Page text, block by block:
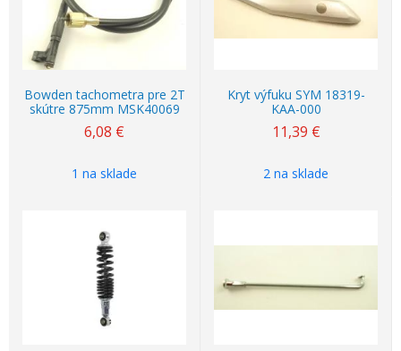
Bowden tachometra pre 2T
skútre 875mm MSK40069
6,08 €
1 na sklade
Kryt výfuku SYM 18319-
KAA-000
11,39 €
2 na sklade